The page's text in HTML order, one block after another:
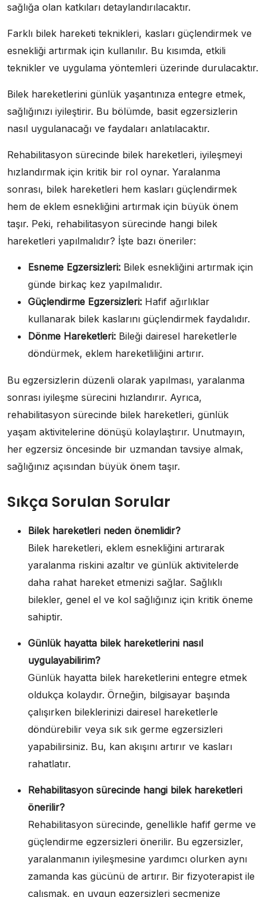
sağlığa olan katkıları detaylandırılacaktır.
Farklı bilek hareketi teknikleri, kasları güçlendirmek ve
esnekliği artırmak için kullanılır. Bu kısımda, etkili
teknikler ve uygulama yöntemleri üzerinde durulacaktır.
Bilek hareketlerini günlük yaşantınıza entegre etmek,
sağlığınızı iyileştirir. Bu bölümde, basit egzersizlerin
nasıl uygulanacağı ve faydaları anlatılacaktır.
Rehabilitasyon sürecinde bilek hareketleri, iyileşmeyi
hızlandırmak için kritik bir rol oynar. Yaralanma
sonrası, bilek hareketleri hem kasları güçlendirmek
hem de eklem esnekliğini artırmak için büyük önem
taşır. Peki, rehabilitasyon sürecinde hangi bilek
hareketleri yapılmalıdır? İşte bazı öneriler:
Esneme Egzersizleri: Bilek esnekliğini artırmak için
günde birkaç kez yapılmalıdır.
Güçlendirme Egzersizleri: Hafif ağırlıklar
kullanarak bilek kaslarını güçlendirmek faydalıdır.
Dönme Hareketleri: Bileği dairesel hareketlerle
döndürmek, eklem hareketliliğini artırır.
Bu egzersizlerin düzenli olarak yapılması, yaralanma
sonrası iyileşme sürecini hızlandırır. Ayrıca,
rehabilitasyon sürecinde bilek hareketleri, günlük
yaşam aktivitelerine dönüşü kolaylaştırır. Unutmayın,
her egzersiz öncesinde bir uzmandan tavsiye almak,
sağlığınız açısından büyük önem taşır.
Sıkça Sorulan Sorular
Bilek hareketleri neden önemlidir?
Bilek hareketleri, eklem esnekliğini artırarak
yaralanma riskini azaltır ve günlük aktivitelerde
daha rahat hareket etmenizi sağlar. Sağlıklı
bilekler, genel el ve kol sağlığınız için kritik öneme
sahiptir.
Günlük hayatta bilek hareketlerini nasıl
uygulayabilirim?
Günlük hayatta bilek hareketlerini entegre etmek
oldukça kolaydır. Örneğin, bilgisayar başında
çalışırken bileklerinizi dairesel hareketlerle
döndürebilir veya sık sık germe egzersizleri
yapabilirsiniz. Bu, kan akışını artırır ve kasları
rahatlatır.
Rehabilitasyon sürecinde hangi bilek hareketleri
önerilir?
Rehabilitasyon sürecinde, genellikle hafif germe ve
güçlendirme egzersizleri önerilir. Bu egzersizler,
yaralanmanın iyileşmesine yardımcı olurken aynı
zamanda kas gücünü de artırır. Bir fizyoterapist ile
çalışmak, en uygun egzersizleri seçmenize